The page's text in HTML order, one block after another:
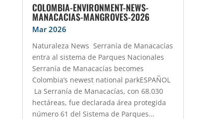
COLOMBIA-ENVIRONMENT-NEWS-
MANACACIAS-MANGROVES-2026
Mar 2026
Naturaleza News Serranía de Manacacías
entra al sistema de Parques Nacionales
Serranía de Manacacías becomes
Colombia’s newest national parkESPAÑOL
La Serranía de Manacacías, con 68.030
hectáreas, fue declarada área protegida
número 61 del Sistema de Parques...